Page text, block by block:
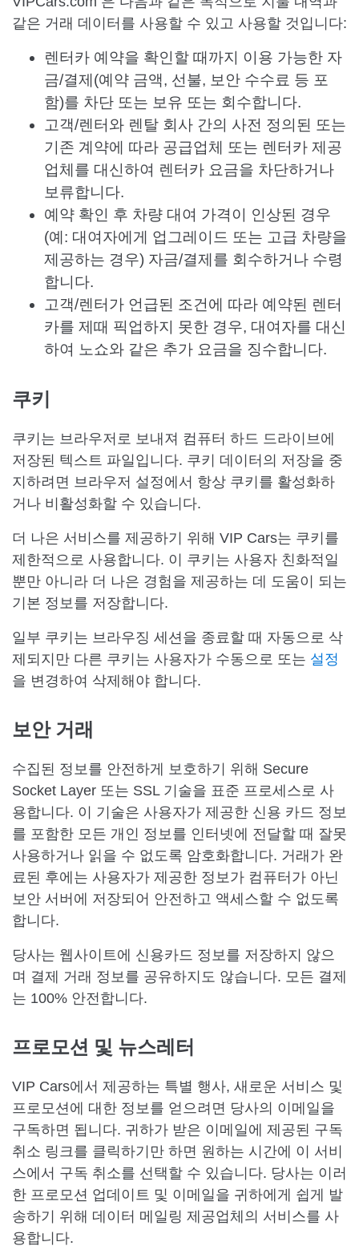
같은 거래 데이터를 사용할 수 있고 사용할 것입니다:
렌터카 예약을 확인할 때까지 이용 가능한 자
금/결제(예약 금액, 선불, 보안 수수료 등 포
함)를 차단 또는 보유 또는 회수합니다.
고객/렌터와 렌탈 회사 간의 사전 정의된 또는
기존 계약에 따라 공급업체 또는 렌터카 제공
업체를 대신하여 렌터카 요금을 차단하거나
보류합니다.
예약 확인 후 차량 대여 가격이 인상된 경우
(예: 대여자에게 업그레이드 또는 고급 차량을
제공하는 경우) 자금/결제를 회수하거나 수령
합니다.
고객/렌터가 언급된 조건에 따라 예약된 렌터
카를 제때 픽업하지 못한 경우, 대여자를 대신
하여 노쇼와 같은 추가 요금을 징수합니다.
쿠키
쿠키는 브라우저로 보내져 컴퓨터 하드 드라이브에
저장된 텍스트 파일입니다. 쿠키 데이터의 저장을 중
지하려면 브라우저 설정에서 항상 쿠키를 활성화하
거나 비활성화할 수 있습니다.
더 나은 서비스를 제공하기 위해 VIP Cars는 쿠키를
제한적으로 사용합니다. 이 쿠키는 사용자 친화적일
뿐만 아니라 더 나은 경험을 제공하는 데 도움이 되는
기본 정보를 저장합니다.
일부 쿠키는 브라우징 세션을 종료할 때 자동으로 삭
제되지만 다른 쿠키는 사용자가 수동으로 또는 설정
을 변경하여 삭제해야 합니다.
보안 거래
수집된 정보를 안전하게 보호하기 위해 Secure
Socket Layer 또는 SSL 기술을 표준 프로세스로 사
용합니다. 이 기술은 사용자가 제공한 신용 카드 정보
를 포함한 모든 개인 정보를 인터넷에 전달할 때 잘못
사용하거나 읽을 수 없도록 암호화합니다. 거래가 완
료된 후에는 사용자가 제공한 정보가 컴퓨터가 아닌
보안 서버에 저장되어 안전하고 액세스할 수 없도록
합니다.
당사는 웹사이트에 신용카드 정보를 저장하지 않으
며 결제 거래 정보를 공유하지도 않습니다. 모든 결제
는 100% 안전합니다.
프로모션 및 뉴스레터
VIP Cars에서 제공하는 특별 행사, 새로운 서비스 및
프로모션에 대한 정보를 얻으려면 당사의 이메일을
구독하면 됩니다. 귀하가 받은 이메일에 제공된 구독
취소 링크를 클릭하기만 하면 원하는 시간에 이 서비
스에서 구독 취소를 선택할 수 있습니다. 당사는 이러
한 프로모션 업데이트 및 이메일을 귀하에게 쉽게 발
송하기 위해 데이터 메일링 제공업체의 서비스를 사
용합니다.